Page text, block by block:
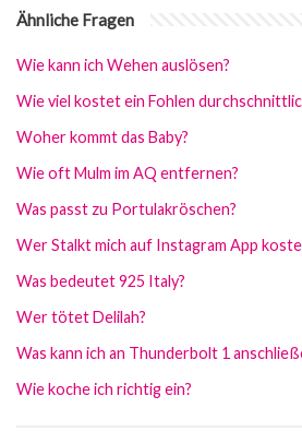
Ähnliche Fragen
Wie kann ich Wehen auslösen?
Wie viel kostet ein Fohlen
Woher kommt das Baby?
Wie oft Mulm im AQ entfernen?
Was passt zu Portulakröschen?
Wer Stalkt mich auf Instagram App
Was bedeutet 925 Italy?
Wer tötet Delilah?
Was kann ich an Thunderbolt 1
Wie koche ich richtig ein?